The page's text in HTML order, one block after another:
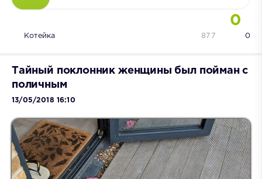
0
Котейка 0
877
Тайный поклонник женщины был пойман с
поличным
13/05/2018 16:10